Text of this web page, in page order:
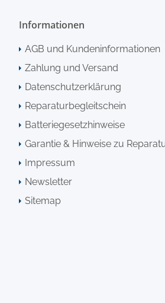
Informationen
AGB und Kundeninformationen
Zahlung und Versand
Datenschutzerklärung
Reparaturbegleitschein
Batteriegesetzhinweise
Garantie & Hinweise zu
Impressum
Newsletter
Sitemap